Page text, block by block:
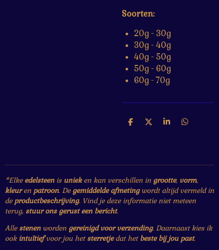
Soorten:
20g - 30g
30g - 40g
40g - 50g
50g - 60g
60g - 70g
D
D
S
D
*Elke edelsteenis unieken kan verschillen in grootte, vorm,
kleuren patroon. De gemiddelde afmetingwordt altijd vermeld in
de productbeschrijving. Vind je deze informatie niet meteen
terug, stuur ons gerust een bericht.
Alle stenenworden gereinigd voor verzending. Daarnaast kies ik
ook intuïtiefvoor jou het sterretjedat het beste bij jou past.